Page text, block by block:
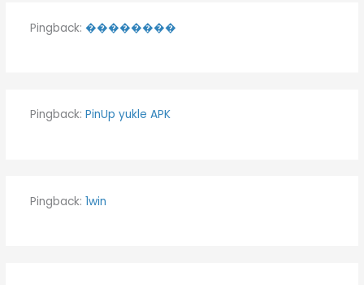
Pingback: ��������
Pingback: PinUp yukle APK
Pingback: 1win